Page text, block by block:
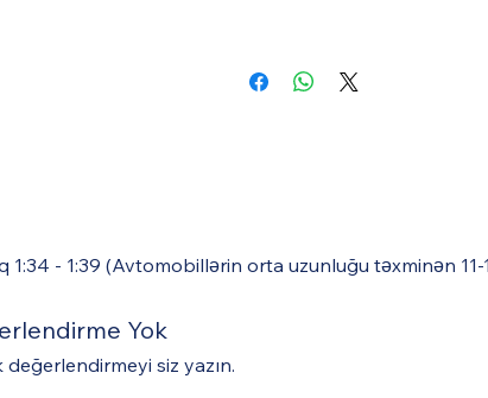
- 1:39 (Avtomobillərin orta uzunluğu təxminən 11-
Yok
değerlendirmeyi siz yazın.